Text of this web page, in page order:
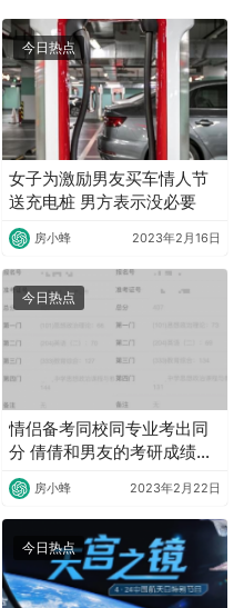
今日热点
女子为激励男友买车情人节
送充电桩 男方表示没必要
房小蜂 2023年2月16日
今日热点
情侣备考同校同专业考出同
分 倩倩和男友的考研成绩均
为407分
房小蜂 2023年2月22日
今日热点